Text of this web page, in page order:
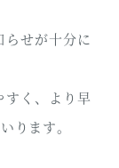
せが十分に
すく、より早
ります。